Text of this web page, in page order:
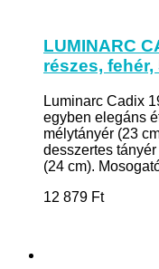
LUMINARC
részes, fehér,
Luminarc Cadix
egyben elegáns
mélytányér (23
desszertes
(24 cm).
12 879 Ft